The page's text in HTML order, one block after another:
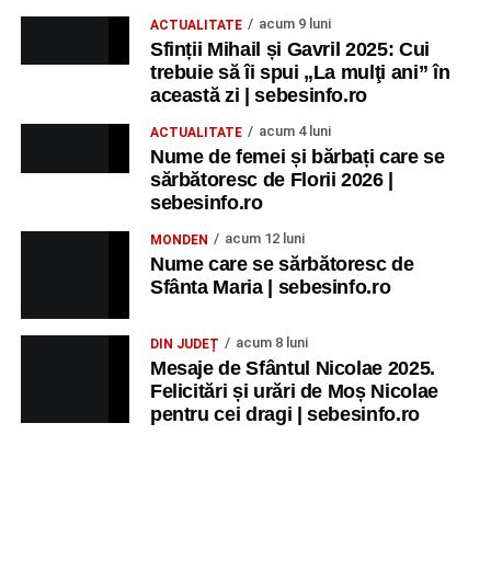
ACTUALITATE acum 9 luni
Sfinții Mihail și Gavril 2025: Cui
trebuie să îi spui „La mulţi ani” în
această zi | sebesinfo.ro
ACTUALITATE acum 4 luni
Nume de femei și bărbați care se
sărbătoresc de Florii 2026 |
sebesinfo.ro
MONDEN acum 12 luni
Nume care se sărbătoresc de
Sfânta Maria | sebesinfo.ro
DIN JUDEȚ acum 8 luni
Mesaje de Sfântul Nicolae 2025.
Felicitări și urări de Moș Nicolae
pentru cei dragi | sebesinfo.ro